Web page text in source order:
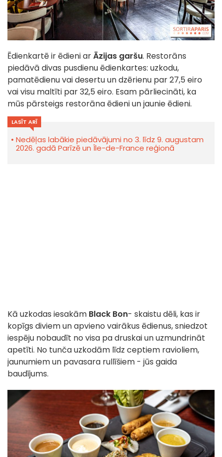
Ēdienkartē ir ēdieni arĀzijas garšu. Restorāns
piedāvā divas pusdienu ēdienkartes: uzkodu,
pamatēdienu vai desertu un dzērienu par 27,5 eiro
vai visu maltīti par 32,5 eiro. Esam pārliecināti, ka
mūs pārsteigs restorāna ēdieni un jaunie ēdieni.
LASĪT ARĪ
Nedēļas labākie piedāvājumi no 3. līdz 9. augustam
2026. gadā Parīzē un Île-de-France reģionā
Kā uzkodas iesakām Black Bon- skaistu dēli, kas ir
kopīgs diviem un apvieno vairākus ēdienus, sniedzot
iespēju nobaudīt no visa pa druskai un uzmundrināt
apetīti. No tunča uzkodām līdz ceptiem ravioliem,
jaunumiem un pavasara rullīšiem - jūs gaida
baudījums.